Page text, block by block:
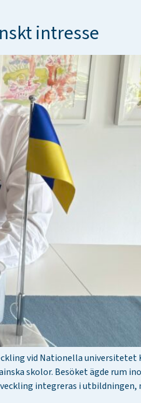
intresse
vid Nationella universitetet
skolor. Besöket ägde rum
integreras i